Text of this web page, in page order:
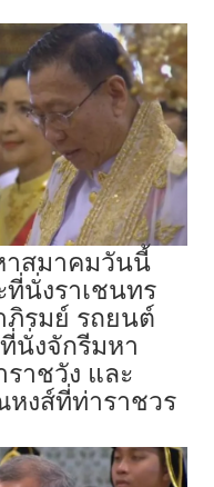
าสมาคมวันนี้
ที่นั่งราเชนทร
ภิรมย์ รถยนต์
นั่งจักรีมหา
าชวัง และ
หงส์ที่ท่าราชวร